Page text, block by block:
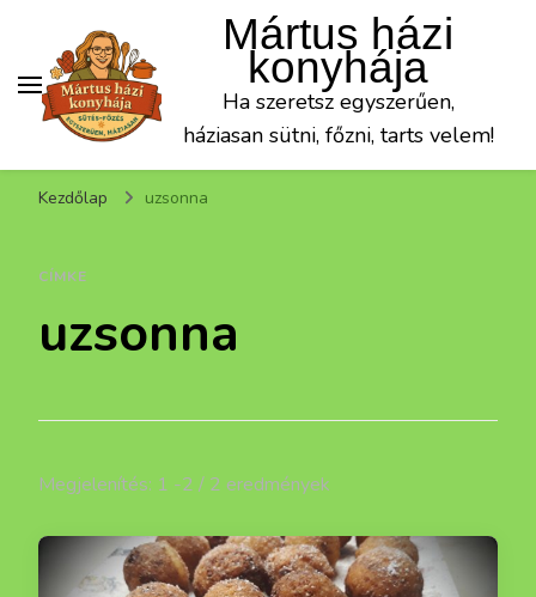
Mártus házi
konyhája
Ha szeretsz egyszerűen,
háziasan sütni, főzni, tarts velem!
Kezdőlap uzsonna
CÍMKE
uzsonna
Megjelenítés: 1 -2 / 2 eredmények